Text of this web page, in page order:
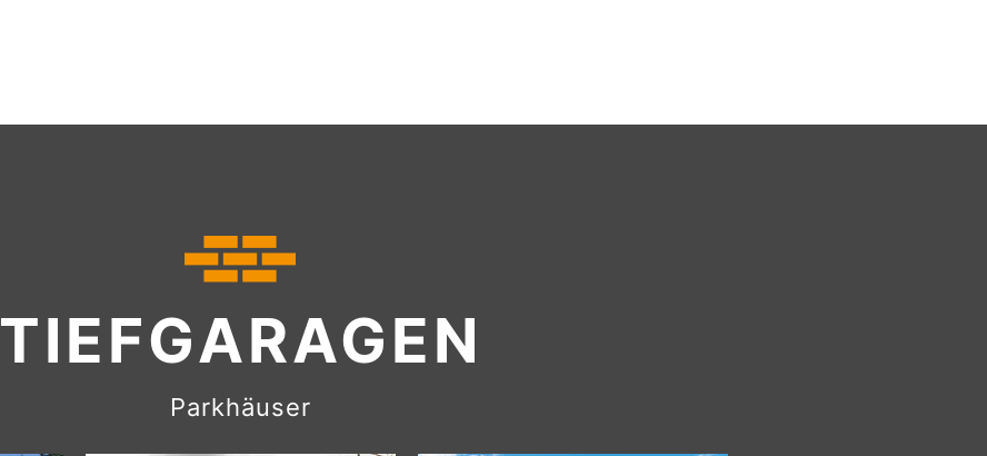
TIEFGARAGEN
Parkhäuser